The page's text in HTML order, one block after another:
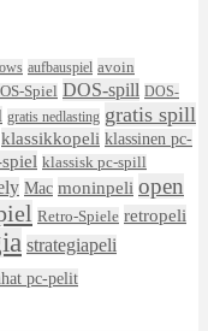
aufbauspiel avoin
Spiel DOS-spill DOS-
gratis nedlasting gratis spill
klassikkopeli klassinen pc-
klassisk pc-spill
Mac moninpeli open
Retro-Spiele retropeli
strategiapeli
pc-pelit